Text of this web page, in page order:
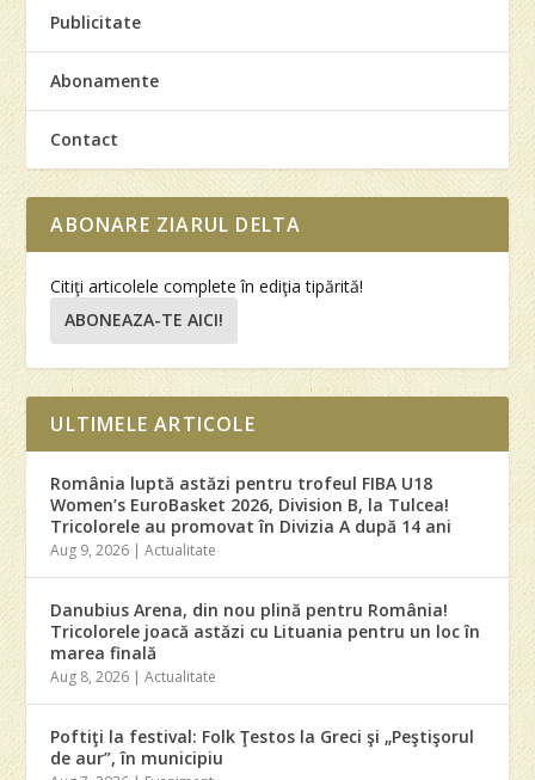
Publicitate
Abonamente
Contact
ABONARE ZIARUL DELTA
Citiţi articolele complete în ediţia tipărită!
ABONEAZA-TE AICI!
ULTIMELE ARTICOLE
România luptă astăzi pentru trofeul FIBA U18
Women’s EuroBasket 2026, Division B, la Tulcea!
Tricolorele au promovat în Divizia A după 14 ani
Aug 9, 2026 |Actualitate
Danubius Arena, din nou plină pentru România!
Tricolorele joacă astăzi cu Lituania pentru un loc în
marea finală
Aug 8, 2026 |Actualitate
Poftiţi la festival: Folk Ţestos la Greci şi „Peştişorul
de aur”, în municipiu